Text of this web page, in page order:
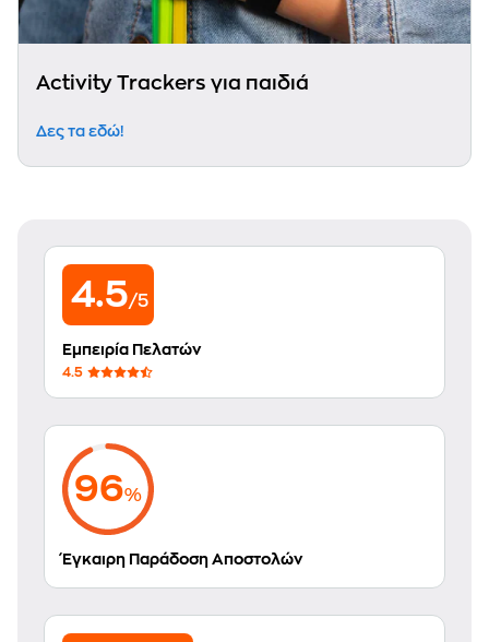
Activity Trackers για παιδιά
Δες τα εδώ!
4.5/5
Εμπειρία Πελατών
4.5
96%
Έγκαιρη Παράδοση Αποστολών